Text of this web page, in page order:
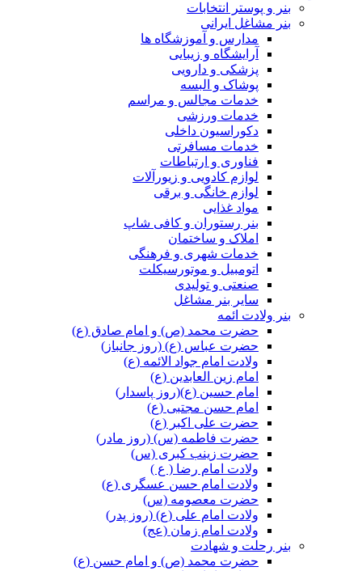
بنر و پوستر انتخابات
بنر مشاغل ایرانی
مدارس و آموزشگاه ها
آرایشگاه و زیبایی
پزشکی و دارویی
پوشاک و البسه
خدمات مجالس و مراسم
خدمات ورزشی
دکوراسیون داخلی
خدمات مسافرتی
فناوری و ارتباطات
لوازم کادویی و زیورآلات
لوازم خانگی و برقی
مواد غذایی
بنر رستوران و کافی شاپ
املاک و ساختمان
خدمات شهری و فرهنگی
اتومبیل و موتورسیکلت
صنعتی و تولیدی
سایر بنر مشاغل
بنر ولادت ائمه
حضرت محمد (ص) و امام صادق (ع)
حضرت عباس (ع) (روز جانباز)
ولادت امام جواد الائمه (ع)
امام زین العابدین (ع)
امام حسین (ع)(روز پاسدار)
امام حسن مجتبی (ع)
حضرت علی اکبر (ع)
حضرت فاطمه (س) (روز مادر)
حضرت زینب کبری (س)
ولادت امام رضا ( ع )
ولادت امام حسن عسگری (ع)
حضرت معصومه (س)
ولادت امام علی (ع) (روز پدر)
ولادت امام زمان (عج)
بنر رحلت و شهادت
حضرت محمد (ص) و امام حسن (ع)